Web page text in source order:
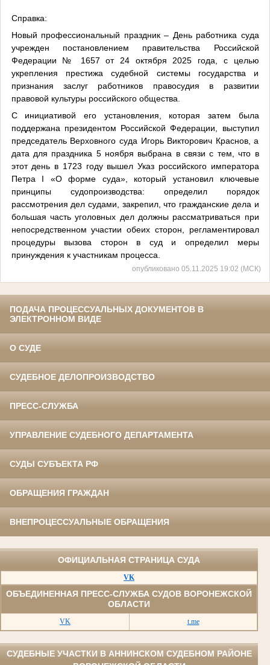
Справка:
Новый профессиональный праздник – День работника суда
учрежден постановлением правительства Российской
Федерации № 1657 от 24 октября 2025 года, с целью
укрепления престижа судебной системы государства и
признания заслуг работников правосудия в развитии
правовой культуры российского общества.
С инициативой его установления, которая затем была
поддержана президентом Российской Федерации, выступил
председатель Верховного суда Игорь Викторович Краснов, а
дата для праздника 5 ноября выбрана в связи с тем, что в
этот день в 1723 году вышел Указ российского императора
Петра I «О форме суда», который установил ключевые
принципы судопроизводства: определил порядок
рассмотрения дел судами, закрепил, что гражданские дела и
большая часть уголовных дел должны рассматриваться при
непосредственном участии обеих сторон, регламентировал
процедуры вызова сторон в суд и определил меры
принуждения к участникам процесса.
опубликовано 05.11.2025 19:02 (МСК)
ПОДАЧА ПРОЦЕССУАЛЬНЫХ ДОКУМЕНТОВ В
ЭЛЕКТРОННОМ ВИДЕ
О СУДЕ
СУДЕБНОЕ ДЕЛОПРОИЗВОДСТВО
ПРЕСС-СЛУЖБА
УПРАВЛЕНИЕ СУДЕБНОГО ДЕПАРТАМЕНТА
СУДЫ СУБЪЕКТА РФ
ОБРАЩЕНИЯ ГРАЖДАН
ВНЕПРОЦЕССУАЛЬНЫЕ ОБРАЩЕНИЯ
ОФИЦИАЛЬНАЯ СТРАНИЦА СУДА
VK
ОБЪЕДИНЕННАЯ ПРЕСС-СЛУЖБА СУДОВ ВОРОНЕЖСКОЙ
ОБЛАСТИ
VK t.me
СУДЕБНЫЕ УЧАСТКИ В АННИНСКОМ СУДЕБНОМ РАЙОНЕ